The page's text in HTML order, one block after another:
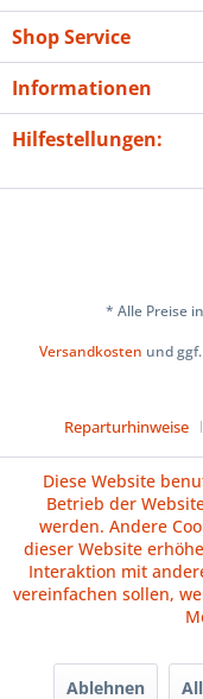
Shop Service
Informationen
Hilfestellungen:
* Alle Preise
Versandkosten und
Reparturhinweise
Versand und
Widerrufsrecht
Diese Website
Betrieb der
werden. Andere
dieser Website
Interaktion mit
vereinfachen sollen,
Ablehnen